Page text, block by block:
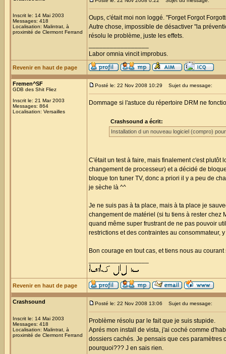
Inscrit le: 14 Mai 2003
Messages: 418
Localisation: Malintrat, à
proximité de Clermont Ferrand
Oups, c'était moi non loggé. "Forget Forgot
Autre chose, impossible de désactiver "la
résolu le problème, juste les effets.
Labor omnia vincit improbus.
Revenir en haut de page
Fremen^SF
GDB des Shit Fliez
Inscrit le: 21 Mar 2003
Messages: 864
Localisation: Versailles
Posté le: 22 Nov 2008 10:29 Sujet du message:
Dommage si l'astuce du répertoire DRM ne
Crashsound a écrit:
Installation d un nouveau logiciel (compro)
C'était un test à faire, mais finalement c'est
changement de processeur) et a décidé de
bloque ton tuner TV, donc a priori il y a peu de
je sèche là ^^
Je ne suis pas à ta place, mais à ta place je
changement de matériel (si tu tiens à rester chez
quand même super frustrant de ne pas pouvoir
restrictions et des contraintes au consommateur,
Bon courage en tout cas, et tiens nous au
Revenir en haut de page
Crashsound
Inscrit le: 14 Mai 2003
Messages: 418
Localisation: Malintrat, à
proximité de Clermont Ferrand
Posté le: 22 Nov 2008 13:06 Sujet du message:
Problème résolu par le fait que je suis stupide.
Aprés mon install de vista, j'ai coché comme
dossiers cachés. Je pensais que ces paramètres
pourquoi??? J en sais rien.